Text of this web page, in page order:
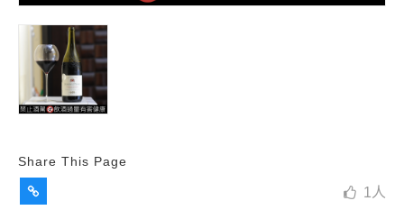
Share This Page
1 人